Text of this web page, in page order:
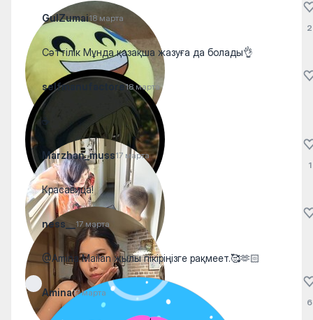
GulZumai18 марта
Сәттілік Мұнда қазақша жазуға да болады👌
2
selfmanufactore18 марта
☕️
Marzhan_muss17 марта
Красавица!
1
ness__ 17 марта
@Amina Mailan жылы пікіріңізге рақмеет.🥰🫶🏻
Amina17 марта
6